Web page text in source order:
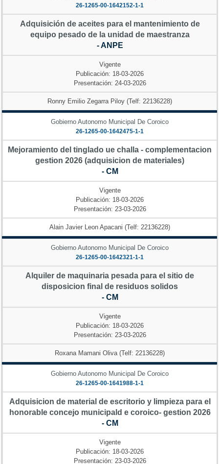
26-1265-00-1642152-1-1
Adquisición de aceites para el mantenimiento de
equipo pesado de la unidad de maestranza
- ANPE
Vigente
Publicación: 18-03-2026
Presentación: 24-03-2026
Ronny Emilio Zegarra Piloy (Telf: 22136228)
Gobierno Autonomo Municipal De Coroico
26-1265-00-1642475-1-1
Mejoramiento del tinglado ue challa - complementacion
gestion 2026 (adquisicion de materiales)
- CM
Vigente
Publicación: 18-03-2026
Presentación: 23-03-2026
Alain Javier Leon Apacani (Telf: 22136228)
Gobierno Autonomo Municipal De Coroico
26-1265-00-1642321-1-1
Alquiler de maquinaria pesada para el sitio de
disposicion final de residuos solidos
- CM
Vigente
Publicación: 18-03-2026
Presentación: 23-03-2026
Roxana Mamani Oliva (Telf: 22136228)
Gobierno Autonomo Municipal De Coroico
26-1265-00-1641988-1-1
Adquisicion de material de escritorio y limpieza para el
honorable concejo municipald e coroico- gestion 2026
- CM
Vigente
Publicación: 18-03-2026
Presentación: 23-03-2026